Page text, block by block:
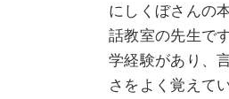
にしくぼさんの
話教室の先生で
学経験があり、
さをよく覚えて